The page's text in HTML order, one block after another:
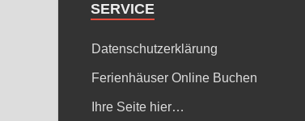
SERVICE
Datenschutzerklärung
Ferienhäuser Online Buchen
Ihre Seite hier…